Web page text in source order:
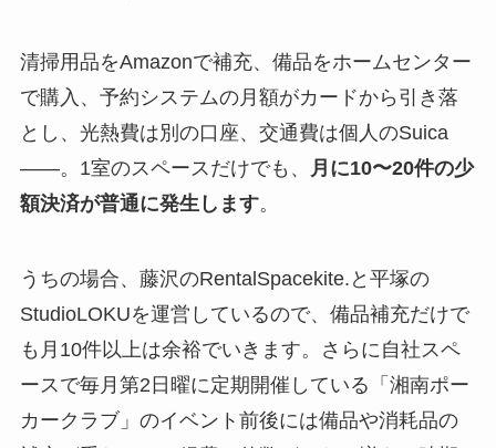
清掃用品をAmazonで補充、備品をホームセンター
で購入、予約システムの月額がカードから引き落
とし、光熱費は別の口座、交通費は個人のSuica
——。1室のスペースだけでも、
月に10〜20件の少
額決済が普通に発生します。
うちの場合、藤沢のRentalSpacekite.と平塚の
StudioLOKUを運営しているので、備品補充だけで
も月10件以上は余裕でいきます。さらに自社スペ
ースで毎月第2日曜に定期開催している「湘南ポー
カークラブ」のイベント前後には備品や消耗品の